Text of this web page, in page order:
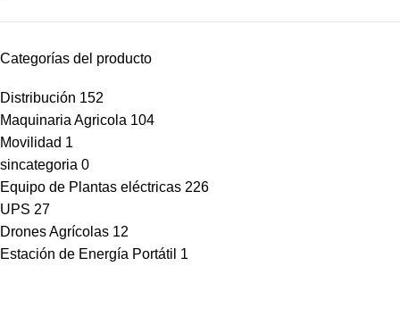
Categorías del producto
Distribución 152
Maquinaria Agricola 104
Movilidad 1
sincategoria 0
Equipo de Plantas eléctricas 226
UPS 27
Drones Agrícolas 12
Estación de Energía Portátil 1